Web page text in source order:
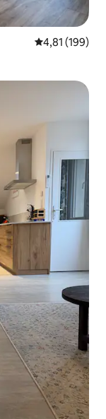
Évaluation
4,81 (199)